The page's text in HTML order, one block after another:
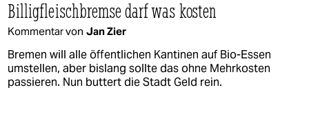
Billigfleischbremse darf was kosten
Kommentar von Jan Zier
Bremen will alle öffentlichen Kantinen auf Bio-Essen
umstellen, aber bislang sollte das ohne Mehrkosten
passieren. Nun buttert die Stadt Geld rein.